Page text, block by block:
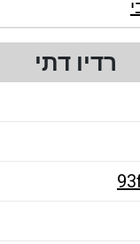
רדיו דתי